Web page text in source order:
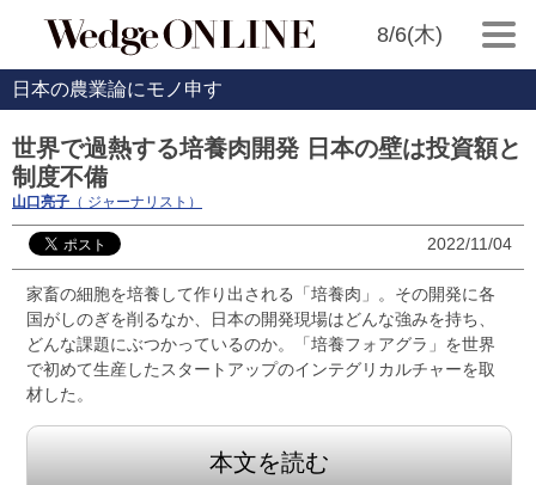
8/6(木)
日本の農業論にモノ申す
世界で過熱する培養肉開発 日本の壁は投資額と
制度不備
山口亮子 （ ジャーナリスト）
2022/11/04
家畜の細胞を培養して作り出される「培養肉」。その開発に各
国がしのぎを削るなか、日本の開発現場はどんな強みを持ち、
どんな課題にぶつかっているのか。「培養フォアグラ」を世界
で初めて生産したスタートアップのインテグリカルチャーを取
材した。
本文を読む